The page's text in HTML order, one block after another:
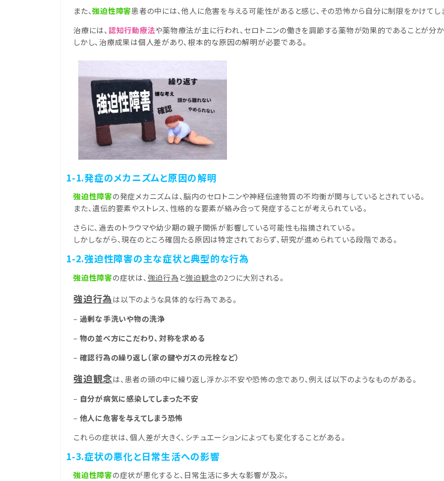
また、強迫性障害患者の中には、他人に危害を与える可能性があると感じ、その恐怖から自分に制限をかけてし
治療には、 認知行動療法や薬物療法が主に行われ、セロトニンの働きを調節する薬物が効果的であることが分か
しかし、治療成果は個人差があり、根本的な原因の解明が必要である。
1-1.発症のメカニズムと原因の解明
強迫性障害の発症メカニズムは、脳内のセロトニンや神経伝達物質の不均衡が関与しているとされている。
また、遺伝的要素やストレス、性格的な要素が絡み合って発症することが考えられている。
さらに、過去のトラウマや幼少期の親子関係が影響している可能性も指摘されている。
しかしながら、現在のところ確固たる原因は特定されておらず、研究が進められている段階である。
1-2.強迫性障害の主な症状と典型的な行為
強迫性障害の症状は、 強迫行為と強迫観念の2つに大別される。
強迫行為は以下のような具体的な行為である。
– 過剰な手洗いや物の洗浄
– 物の並べ方にこだわり、対称を求める
– 確認行為の繰り返し（家の鍵やガスの元栓など）
強迫観念は、患者の頭の中に繰り返し浮かぶ不安や恐怖の念であり、例えば以下のようなものがある。
– 自分が病気に感染してしまった不安
– 他人に危害を与えてしまう恐怖
これらの症状は、個人差が大きく、シチュエーションによっても変化することがある。
1-3.症状の悪化と日常生活への影響
強迫性障害の症状が悪化すると、日常生活に多大な影響が及ぶ。